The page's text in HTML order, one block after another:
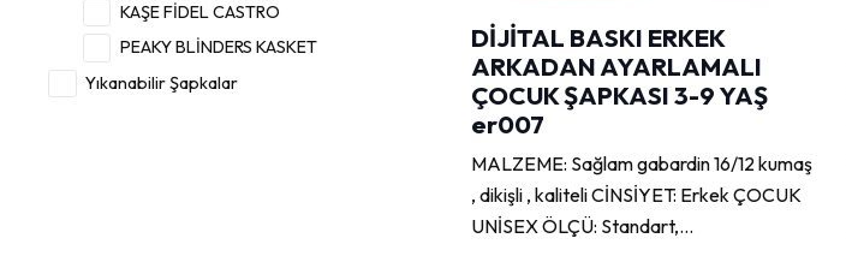
KAŞE FİDEL CASTRO
PEAKY BLİNDERS KASKET
Yıkanabilir Şapkalar
DİJİTAL BASKI ERKEK
ARKADAN AYARLAMALI
ÇOCUK ŞAPKASI 3-9 YAŞ
er007
MALZEME: Sağlam gabardin 16/12 kumaş
, dikişli , kaliteli CİNSİYET: Erkek ÇOCUK
UNİSEX ÖLÇÜ: Standart,…